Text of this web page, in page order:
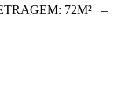
72M² –